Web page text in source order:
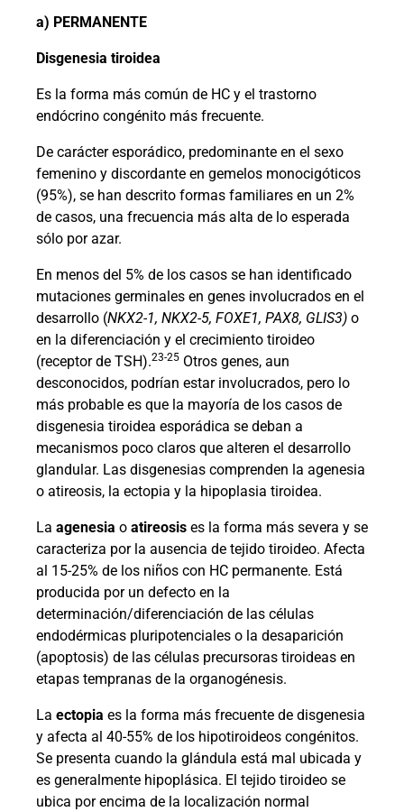
a) PERMANENTE
Disgenesia tiroidea
Es la forma más común de HC y el trastorno
endócrino congénito más frecuente.
De carácter esporádico, predominante en el sexo
femenino y discordante en gemelos monocigóticos
(95%), se han descrito formas familiares en un 2%
de casos, una frecuencia más alta de lo esperada
sólo por azar.
En menos del 5% de los casos se han identificado
mutaciones germinales en genes involucrados en el
desarrollo (NKX2-1, NKX2-5, FOXE1, PAX8, GLIS3) o
en la diferenciación y el crecimiento tiroideo
(receptor de TSH).23-25 Otros genes, aun
desconocidos, podrían estar involucrados, pero lo
más probable es que la mayoría de los casos de
disgenesia tiroidea esporádica se deban a
mecanismos poco claros que alteren el desarrollo
glandular. Las disgenesias comprenden la agenesia
o atireosis, la ectopia y la hipoplasia tiroidea.
La agenesia o atireosis es la forma más severa y se
caracteriza por la ausencia de tejido tiroideo. Afecta
al 15-25% de los niños con HC permanente. Está
producida por un defecto en la
determinación/diferenciación de las células
endodérmicas pluripotenciales o la desaparición
(apoptosis) de las células precursoras tiroideas en
etapas tempranas de la organogénesis.
La ectopia es la forma más frecuente de disgenesia
y afecta al 40-55% de los hipotiroideos congénitos.
Se presenta cuando la glándula está mal ubicada y
es generalmente hipoplásica. El tejido tiroideo se
ubica por encima de la localización normal